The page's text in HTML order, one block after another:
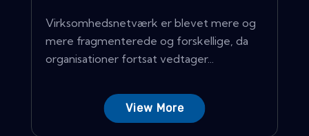
Virksomhedsnetværk er blevet mere og
mere fragmenterede og forskellige, da
organisationer fortsat vedtager...
View More